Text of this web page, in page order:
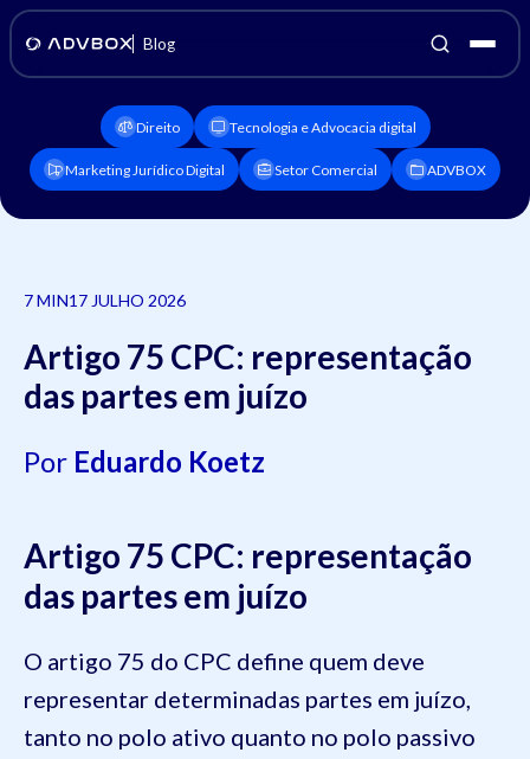
Blog
Direito Tecnologia e Advocacia digital
Marketing Jurídico Digital Setor Comercial ADVBOX
7 MIN17 JULHO 2026
Artigo 75 CPC: representação
das partes em juízo
Por Eduardo Koetz
Artigo 75 CPC: representação
das partes em juízo
O artigo 75 do CPC define quem deve
representar determinadas partes em juízo,
tanto no polo ativo quanto no polo passivo